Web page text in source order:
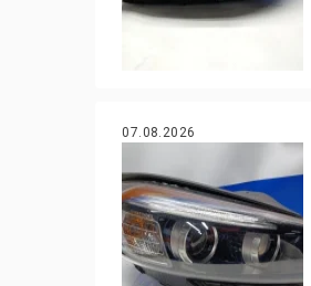
07.08.2026